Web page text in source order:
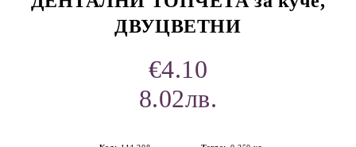
ДВУЦВЕТНИ
€4.10
8.02лв.